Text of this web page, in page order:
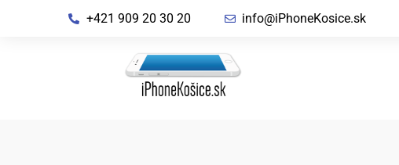
+421 909 20 30 20 info@iPhoneKosice.sk